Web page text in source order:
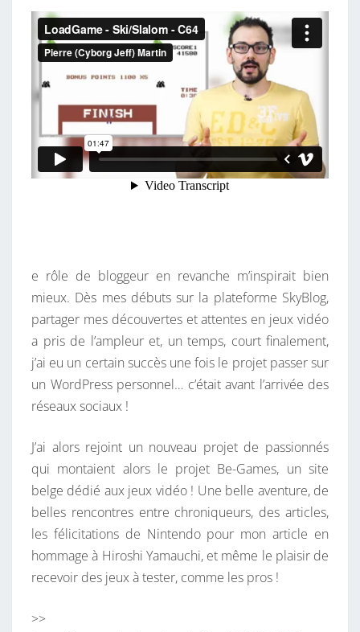
e rôle de bloggeur en revanche m’inspirait bien
mieux. Dès mes débuts sur la plateforme SkyBlog,
partager mes découvertes et attentes en jeux vidéo
a pris de l’ampleur et, un temps, court finalement,
j’ai eu un certain succès une fois le projet passer sur
un WordPress personnel… c’était avant l’arrivée des
réseaux sociaux !
J’ai alors rejoint un nouveau projet de passionnés
qui montaient alors le projet Be-Games, un site
belge dédié aux jeux vidéo ! Une belle aventure, de
belles rencontres entre chroniqueurs, des articles,
les félicitations de Nintendo pour mon article en
hommage à Hiroshi Yamauchi, et même le plaisir de
recevoir des jeux à tester, comme les pros !
>>